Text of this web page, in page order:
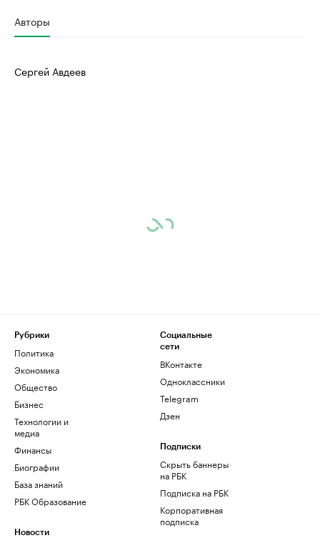
Авторы
Сергей Авдеев
Рубрики
Политика
Экономика
Общество
Бизнес
Технологии и
медиа
Финансы
Биографии
База знаний
РБК Образование
Новости
Социальные
сети
ВКонтакте
Одноклассники
Telegram
Дзен
Подписки
Скрыть баннеры
на РБК
Подписка на РБК
Корпоративная
подписка